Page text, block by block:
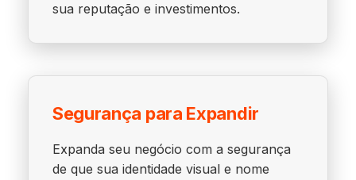
sua reputação e investimentos.
Segurança para Expandir
Expanda seu negócio com a segurança
de que sua identidade visual e nome